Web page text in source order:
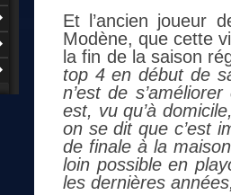
Et l’ancien joueur
Modène, que cette
la fin de la saison
top 4 en début de
n’est de
est, vu qu’à
on se dit que c’est
de finale à la
loin possible en
les dernières